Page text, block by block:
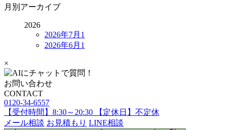
月別アーカイブ
2026
2026年7月 1
2026年6月 1
×
お問い合わせ
CONTACT
0120-34-6557
【受付時間】8:30～20:30 【定休日】不定休
メール相談 お見積もり LINE相談